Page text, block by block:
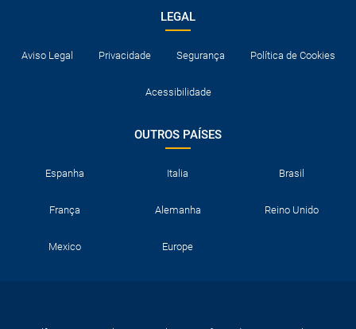
LEGAL
Aviso Legal Privacidade Segurança Política de Cookies
Acessibilidade
OUTROS PAÍSES
Espanha Italia Brasil
França Alemanha Reino Unido
Mexico Europe